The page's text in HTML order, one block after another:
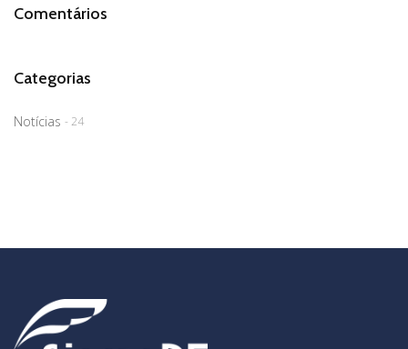
Comentários
Categorias
Notícias - 24